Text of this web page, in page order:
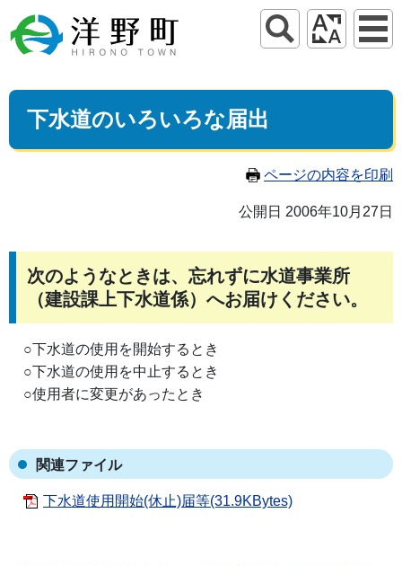
下水道のいろいろな届出
ページの内容を印刷
公開日 2006年10月27日
次のようなときは、忘れずに水道事業所
（建設課上下水道係）へお届けください。
○下水道の使用を開始するとき
○下水道の使用を中止するとき
○使用者に変更があったとき
関連ファイル
下水道使用開始(休止)届等(31.9KBytes)